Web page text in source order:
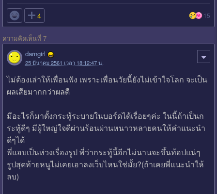
 4 15
ความคิดเห็นที่ 7
darngirl
25 มีนาคม 2561 เวลา 18:12:47 น.
ไม่ต้องเล่าให้เพื่อนฟัง เพราะเพื่อนวัยนี้ยังไม่เข้าใจโลก จะเป็น
ผลเสียมากกว่าผลดี
มีอะไรก็มาตั้งกระทู้ระบายในบอร์ดได้เรื่อยๆค่ะ ในนี้ถ้าเป็นก
ระทู้ดีๆ มีผู้ใหญ่ใจดีผ่านร้อนผ่านหนาวหลายคนให้คำแนะนำ
ดีๆได้
พี่แอบเป็นห่วงเรื่องรูป พี่ว่ากระทู้นี้อีกไม่นานจะขึ้นท้อปแน่ๆ
รูปสุดท้ายหนูไม่เคยเอาลงเว็บไหนใช่มั้ย?(ถ้าเคยพี่แนะนำให้
ลบ)